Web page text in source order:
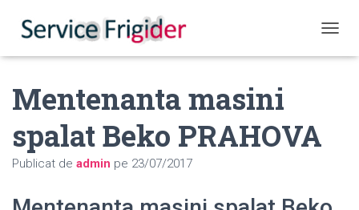
Mentenanta masini
spalat Beko PRAHOVA
Publicat de admin pe 23/07/2017